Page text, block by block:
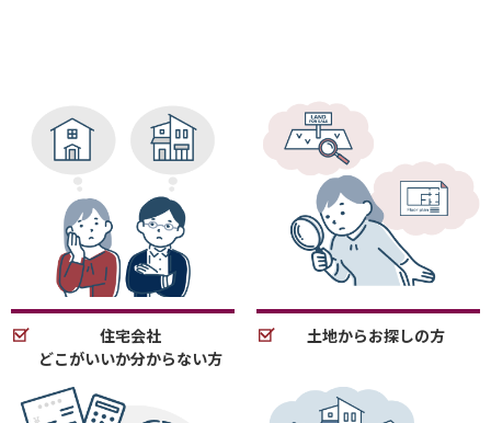
住宅会社
どこがいいか分からない方
土地からお探しの方